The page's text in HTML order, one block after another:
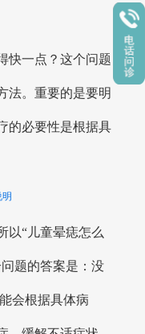
快一点？这个问题
法。重要的是要明
的必要性是根据具
以“儿童晕痣怎么
题的答案是：没
会根据具体病